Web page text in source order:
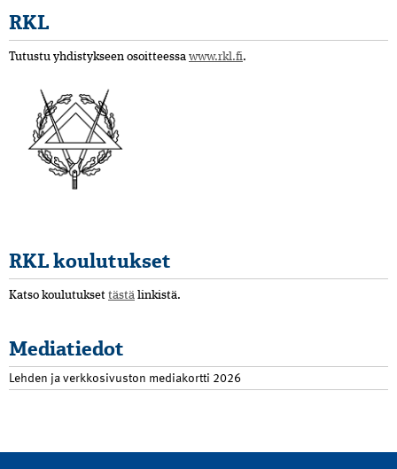
RKL
Tutustu yhdistykseen osoitteessa www.rkl.fi.
RKL koulutukset
Katso koulutukset tästä linkistä.
Mediatiedot
Lehden ja verkkosivuston mediakortti 2026